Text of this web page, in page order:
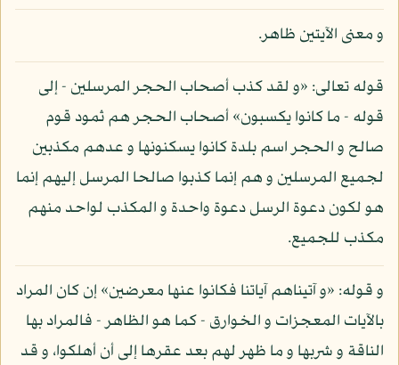
و معنى الآيتين ظاهر.
قوله تعالى: «و لقد كذب أصحاب الحجر المرسلين - إلى
قوله - ما كانوا يكسبون» أصحاب الحجر هم ثمود قوم
صالح و الحجر اسم بلدة كانوا يسكنونها و عدهم مكذبين
لجميع المرسلين و هم إنما كذبوا صالحا المرسل إليهم إنما
هو لكون دعوة الرسل دعوة واحدة و المكذب لواحد منهم
مكذب للجميع.
و قوله: «و آتيناهم آياتنا فكانوا عنها معرضين» إن كان المراد
بالآيات المعجزات و الخوارق - كما هو الظاهر - فالمراد بها
الناقة و شربها و ما ظهر لهم بعد عقرها إلى أن أهلكوا، و قد